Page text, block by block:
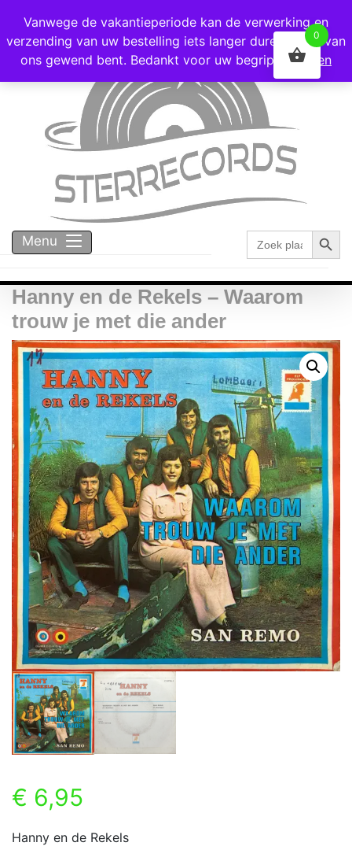
Voor 16:00 besteld = vandaag verzonden!
Menu
Zoek
naar:
Hanny en de Rekels – Waarom
trouw je met die ander
€ 6,95
Hanny en de Rekels
Vanwege de vakantieperiode kan de verwerking en
verzending van uw bestelling iets langer duren dan u van
ons gewend bent. Bedankt voor uw begrip!
Negeren
0